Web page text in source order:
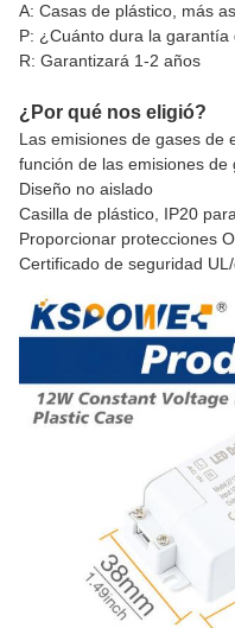
A: Casas de plástico, más
P: ¿Cuánto dura la
R: Garantizará 1-2 años
¿Por qué nos eligió?
Las emisiones de gases de
función de las emisiones
Diseño no aislado
Casilla de plástico, IP20
Proporcionar protecciones
Certificado de seguridad